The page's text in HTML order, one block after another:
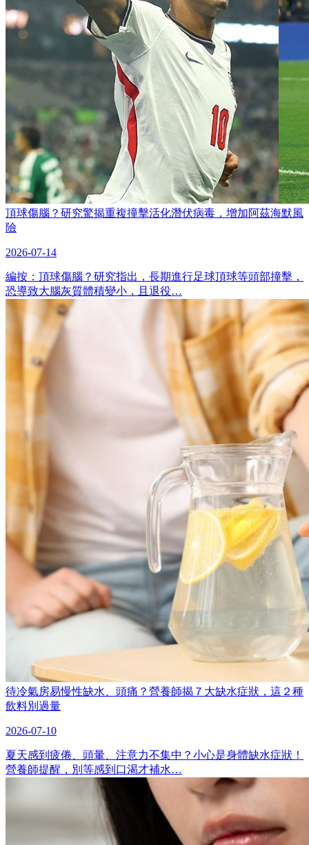
頂球傷腦？研究驚揭重複撞擊活化潛伏病毒，增加阿茲海默風
險
2026-07-14
編按：頂球傷腦？研究指出，長期進行足球頂球等頭部撞擊，
恐導致大腦灰質體積變小，且退役…
待冷氣房易慢性缺水、頭痛？營養師揭７大缺水症狀，這２種
飲料別過量
2026-07-10
夏天感到疲倦、頭暈、注意力不集中？小心是身體缺水症狀！
營養師提醒，別等感到口渴才補水…